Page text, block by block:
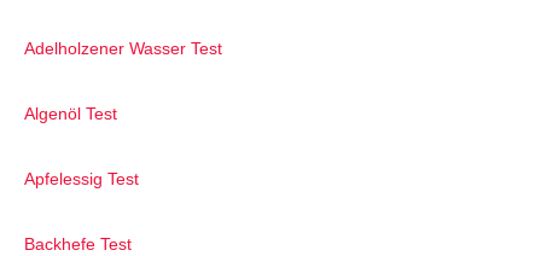
Adelholzener Wasser Test
Algenöl Test
Apfelessig Test
Backhefe Test